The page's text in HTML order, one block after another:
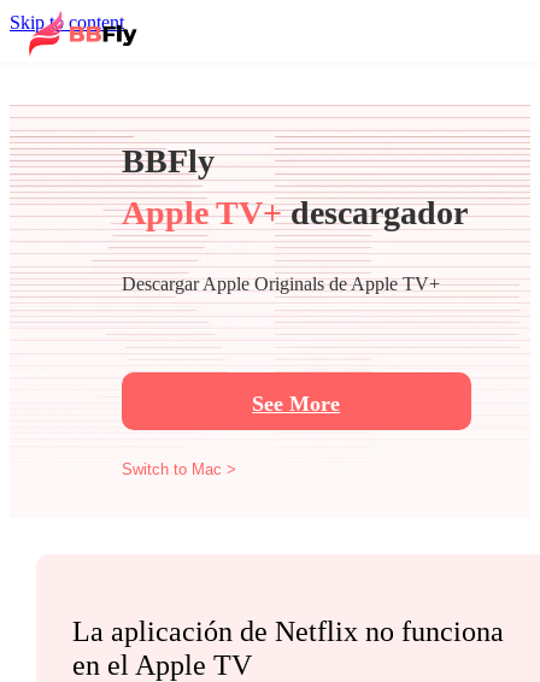
Skip to content
BBFly
Apple TV+descargador
Descargar Apple Originals de Apple TV+
See More
Switch to Mac >
La aplicación de Netflix no funciona
en el Apple TV